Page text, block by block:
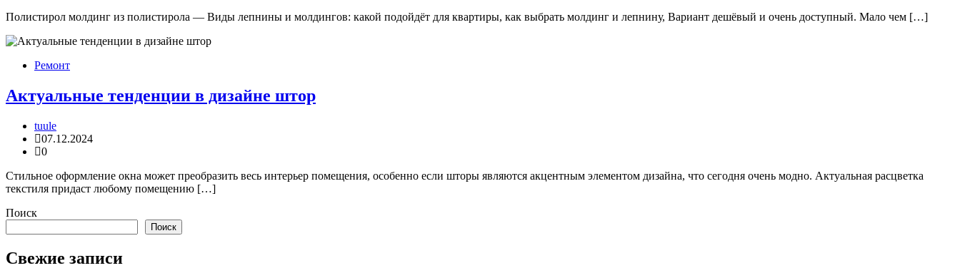
Полистирол молдинг из полистирола — Виды лепнины и молдингов: какой подойдёт для квартиры, как выбрать молдинг и лепнину, Вариант дешёвый и очень доступный. Мало чем […]
Ремонт
Актуальные тенденции в дизайне штор
tuule
07.12.2024
0
Стильное оформление окна может преобразить весь интерьер помещения, особенно если шторы являются акцентным элементом дизайна, что сегодня очень модно. Актуальная расцветка
текстиля придаст любому помещению […]
Поиск
Поиск
Свежие записи